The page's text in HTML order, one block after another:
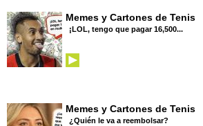
Memes y Cartones de Tenis
¡LOL, tengo que pagar 16,500...
Memes y Cartones de Tenis
¿Quién le va a reembolsar?